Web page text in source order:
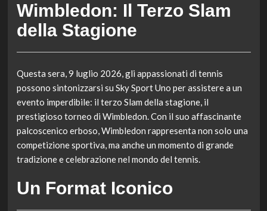
Wimbledon: Il Terzo Slam
della Stagione
Questa sera, 9 luglio 2026, gli appassionati di tennis
possono sintonizzarsi su Sky Sport Uno per assistere a un
evento imperdibile: il terzo Slam della stagione, il
prestigioso torneo di Wimbledon. Con il suo affascinante
palcoscenico erboso, Wimbledon rappresenta non solo una
competizione sportiva, ma anche un momento di grande
tradizione e celebrazione nel mondo del tennis.
Un Format Iconico